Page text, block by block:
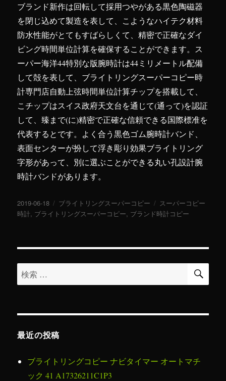
ブランド新作は回転して採用つやがある黒色陶磁器
を閉じ込めて製造を表して、こようなハイテク材料
防水性能がとてもすばらしくて、精密で正確なダイ
ビング時間単位計算を確保することができます。ス
ーパー海洋44特別な版腕時計は44ミリメートル配備
して殻を表して、ブライトリングスーパーコピー時
計専門店自動上弦時間単位計算チップを搭載して、
こチップはスイス政府天文台を通じて(通って)を認証
して、臻まで(に)精密で正確な信頼できる国際標准を
代表するとです。よく合う黒色ゴム腕時計バンド、
表面センターが扮して浮き彫り効果ブライトリング
字形があって、別に選ぶことができる丸い孔設計腕
時計バンドがあります。
投
稿
2019-06-18
カ
テ
ー
ブライトリングスーパーコピー
タ
グ
スーパーコピー
時計, ブライトリングスーパーコピー, ブランド時計コピー
検
索
象:
検
最近の投稿
ブライトリングコピー ナビタイマー オートマチ
ック 41 A17326211C1P3